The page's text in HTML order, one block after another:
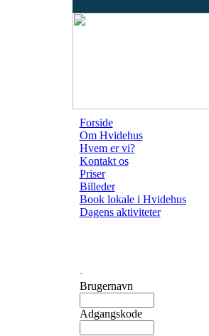
Forside
Om Hvidehus
Hvem er vi?
Kontakt os
Priser
Billeder
Book lokale i Hvidehus
Dagens aktiviteter
Brugernavn
Adgangskode